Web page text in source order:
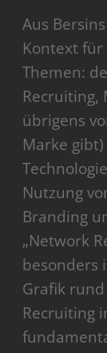
Aus
Kontext
Themen:
Recruiting,
übrigens
Marke
Nutzung
Branding
„Network
besonders
Grafik
Recruiting